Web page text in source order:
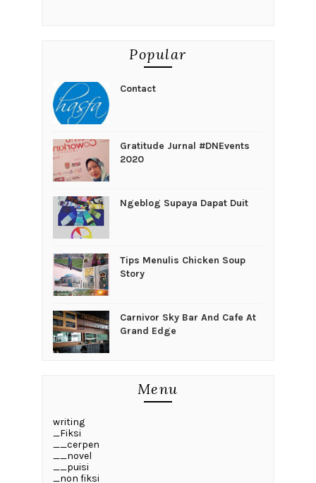
Popular
Contact
Gratitude Jurnal #DNEvents
2020
Ngeblog Supaya Dapat Duit
Tips Menulis Chicken Soup
Story
Carnivor Sky Bar And Cafe At
Grand Edge
Menu
writing
_Fiksi
__cerpen
__novel
__puisi
_non fiksi